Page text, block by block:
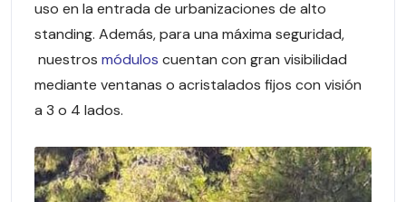
uso en la entrada de urbanizaciones de alto
standing. Además, para una máxima seguridad,
nuestros módulos cuentan con gran visibilidad
mediante ventanas o acristalados fijos con visión
a 3 o 4 lados.